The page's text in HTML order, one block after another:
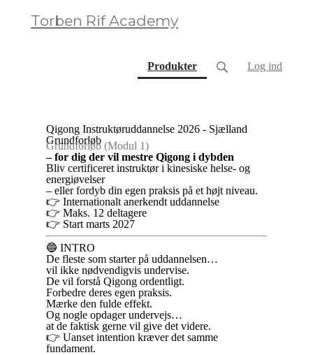
Torben Rif Academy
Produkter(current) Log ind
Qigong Instruktøruddannelse 2026 - Sjælland
Grundforløb
Grundforløb (Modul 1)
– for dig der vil mestre Qigong i dybden
Bliv certificeret instruktør i kinesiske helse- og
energiøvelser
– eller fordyb din egen praksis på et højt niveau.
👉 Internationalt anerkendt uddannelse
👉 Maks. 12 deltagere
👉 Start marts 2027
🔵 INTRO
De fleste som starter på uddannelsen…
vil ikke nødvendigvis undervise.
De vil forstå Qigong ordentligt.
Forbedre deres egen praksis.
Mærke den fulde effekt.
Og nogle opdager undervejs…
at de faktisk gerne vil give det videre.
👉 Uanset intention kræver det samme
fundament.